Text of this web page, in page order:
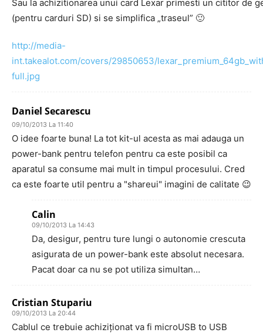
Sau la achizitionarea unui card Lexar primesti un cititor de
(pentru carduri SD) si se simplifica „traseul” 🙂
http://media-
int.takealot.com/covers/29850653/
full.jpg
Daniel Secarescu
09/10/2013 La 11:40
O idee foarte buna! La tot kit-ul acesta as mai adauga un
power-bank pentru telefon pentru ca este posibil ca
aparatul sa consume mai mult in timpul procesului. Cred
ca este foarte util pentru a "shareui" imagini de calitate 😉
Calin
09/10/2013 La 14:43
Da, desigur, pentru ture lungi o autonomie crescuta
asigurata de un power-bank este absolut necesara.
Pacat doar ca nu se pot utiliza simultan…
Cristian Stupariu
09/10/2013 La 20:44
Cablul ce trebuie achiziționat va fi microUSB to USB